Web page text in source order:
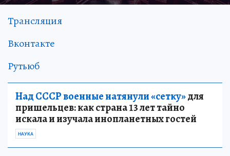
Трансляция
Вконтакте
Рутьюб
Над СССР военные натянули «сетку»для
пришельцев: как страна 13 лет тайно
искала и изучала инопланетных гостей
НАУКА